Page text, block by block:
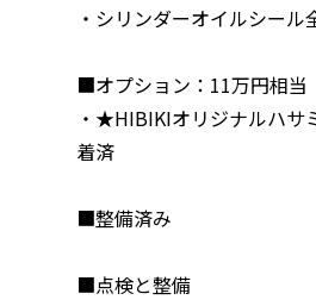
・シリンダーオイルシール
■オプション：11万円相当
・★HIBIKIオリジナルハサ
着済
■整備済み
■点検と整備